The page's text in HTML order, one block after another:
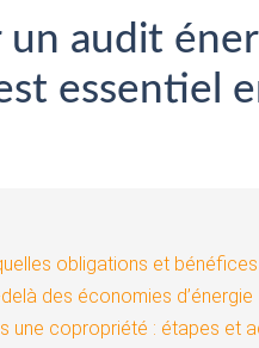
un audit
essentiel
obligations et
des économies d’énergie
une copropriété : étapes et